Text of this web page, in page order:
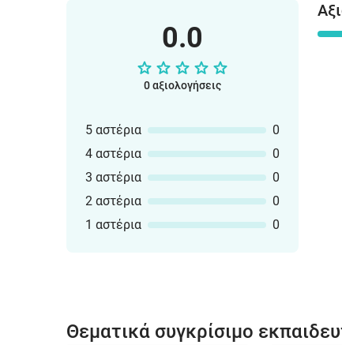
0.0
0 αξιολογήσεις
5 αστέρια
0
4 αστέρια
0
3 αστέρια
0
2 αστέρια
0
1 αστέρια
0
Θεματικά συγκρίσιμο